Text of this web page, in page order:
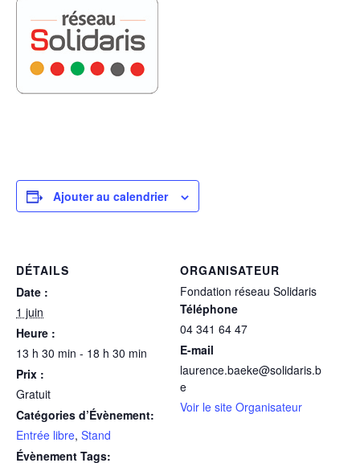
Ajouter au calendrier
DÉTAILS
Date :
1 juin
Heure :
13 h 30 min - 18 h 30 min
Prix :
Gratuit
Catégories d’Évènement:
Entrée libre, Stand
Évènement Tags:
ORGANISATEUR
Fondation réseau Solidaris
Téléphone
04 341 64 47
E-mail
laurence.baeke@solidaris.b
e
Voir le site Organisateur